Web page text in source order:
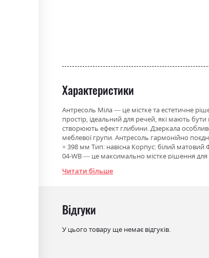
gallery
Характеристики
Антресоль Міла — це містке та естетичне
простір, ідеальний для речей, які мають
створюють ефект глибини. Дзеркала
меблевої групи. Антресоль гармонійно
× 398 мм Тип: навісна Корпус: білий матовий
04-WB — це максимально містке рішення для
візуально вищої композиції. Такий прийом
Фабрика:
Читати більше
Відгуки
У цього товару ще немає відгуків.